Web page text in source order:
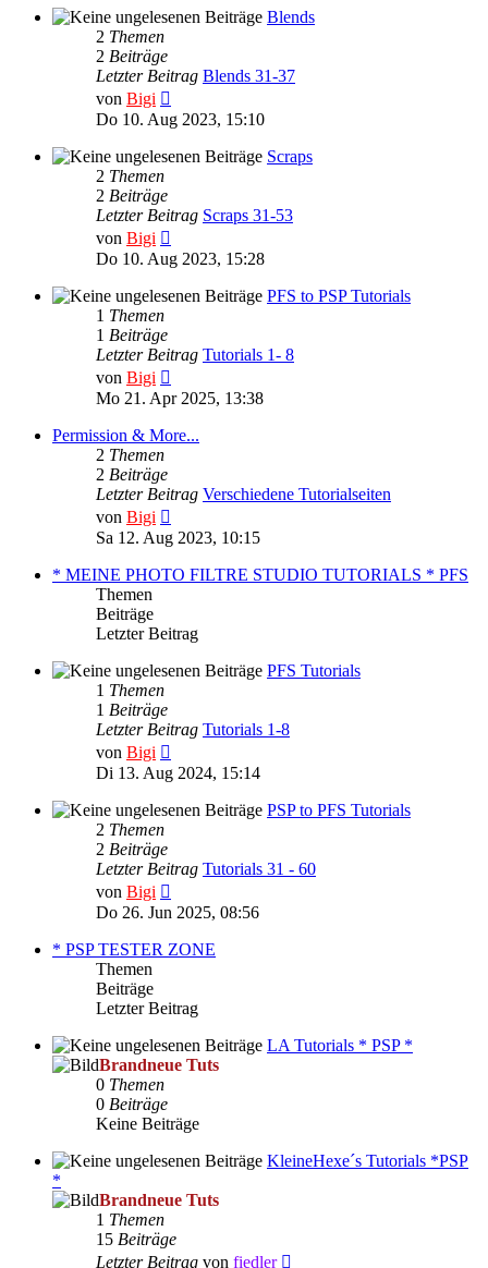
Blends
2 Themen
2 Beiträge
Letzter Beitrag Blends 31-37
von Bigi
Beitrag
Do 10. Aug 2023, 15:10
Scraps
2 Themen
2 Beiträge
Letzter Beitrag Scraps 31-53
von Bigi
Beitrag
Do 10. Aug 2023, 15:28
PFS to PSP Tutorials
1 Themen
1 Beiträge
Letzter Beitrag Tutorials 1- 8
von Bigi
Beitrag
Mo 21. Apr 2025, 13:38
Permission & More...
2 Themen
2 Beiträge
Letzter Beitrag Verschiedene Tutorialseiten
von Bigi
Beitrag
Sa 12. Aug 2023, 10:15
* MEINE PHOTO FILTRE STUDIO TUTORIALS * PFS
Themen
Beiträge
Letzter Beitrag
PFS Tutorials
1 Themen
1 Beiträge
Letzter Beitrag Tutorials 1-8
von Bigi
Beitrag
Di 13. Aug 2024, 15:14
PSP to PFS Tutorials
2 Themen
2 Beiträge
Letzter Beitrag Tutorials 31 - 60
von Bigi
Beitrag
Do 26. Jun 2025, 08:56
* PSP TESTER ZONE
Themen
Beiträge
Letzter Beitrag
LA Tutorials * PSP *
Brandneue Tuts
0 Themen
0 Beiträge
Keine Beiträge
KleineHexe´s Tutorials *PSP
*
Brandneue Tuts
1 Themen
15 Beiträge
Letzter Beitrag von fiedler